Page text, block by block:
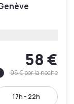
58 €
96 €por la noche
17h - 22h